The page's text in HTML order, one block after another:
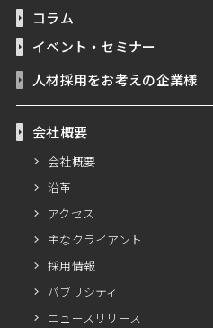
コラム
イベント・セミナー
人材採用をお考えの企業様
会社概要
会社概要
沿革
アクセス
主なクライアント
採用情報
パブリシティ
ニュースリリース